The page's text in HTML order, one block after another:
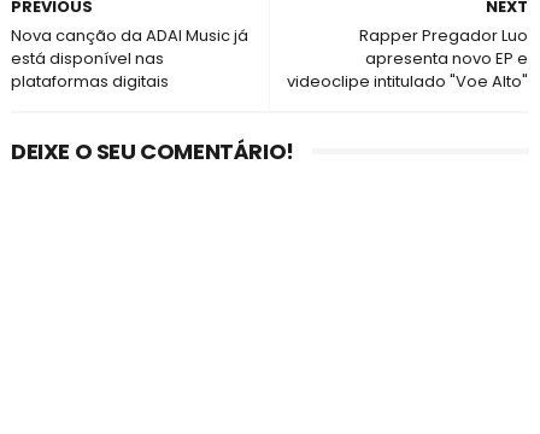
NEXT
Rapper Pregador Luo
apresenta novo EP e
videoclipe intitulado "Voe Alto"
PREVIOUS
Nova canção da ADAI Music já
está disponível nas
plataformas digitais
DEIXE O SEU COMENTÁRIO!